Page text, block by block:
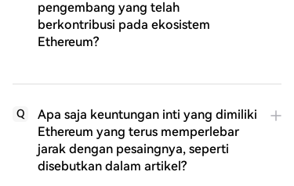
pengembang yang telah
berkontribusi pada ekosistem
Ethereum?
Q
Apa saja keuntungan inti yang dimiliki
Ethereum yang terus memperlebar
jarak dengan pesaingnya, seperti
disebutkan dalam artikel?